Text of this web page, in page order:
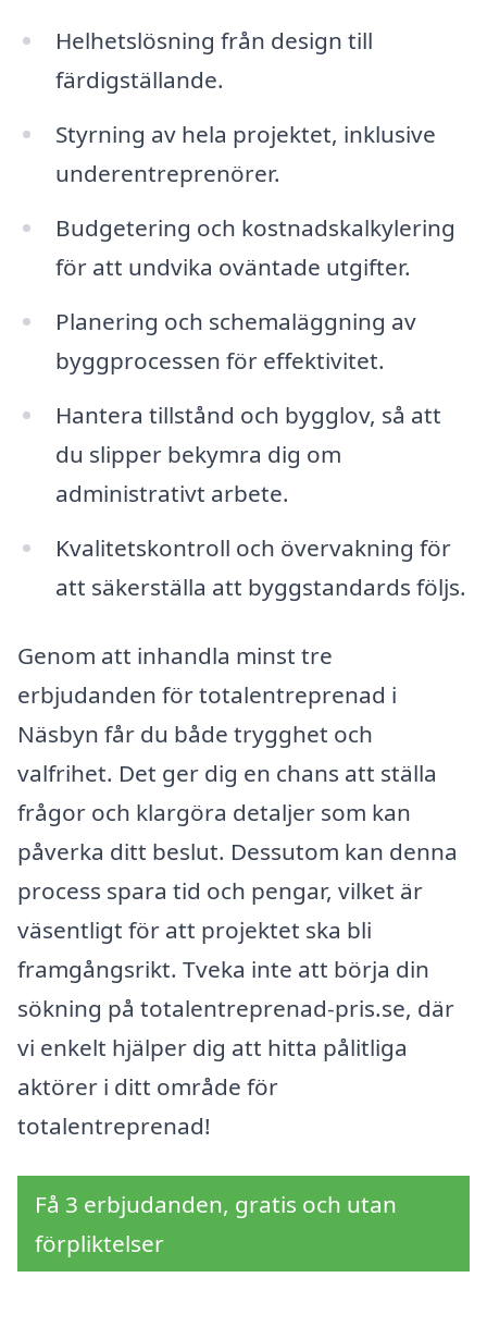
Helhetslösning från design till
färdigställande.
Styrning av hela projektet, inklusive
underentreprenörer.
Budgetering och kostnadskalkylering
för att undvika oväntade utgifter.
Planering och schemaläggning av
byggprocessen för effektivitet.
Hantera tillstånd och bygglov, så att
du slipper bekymra dig om
administrativt arbete.
Kvalitetskontroll och övervakning för
att säkerställa att byggstandards följs.
Genom att inhandla minst tre
erbjudanden för totalentreprenad i
Näsbyn får du både trygghet och
valfrihet. Det ger dig en chans att ställa
frågor och klargöra detaljer som kan
påverka ditt beslut. Dessutom kan denna
process spara tid och pengar, vilket är
väsentligt för att projektet ska bli
framgångsrikt. Tveka inte att börja din
sökning på totalentreprenad-pris.se, där
vi enkelt hjälper dig att hitta pålitliga
aktörer i ditt område för
totalentreprenad!
Få 3 erbjudanden, gratis och utan
förpliktelser